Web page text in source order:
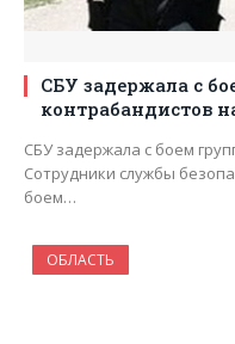
СБУ задержала с
контрабандистов
СБУ задержала с боем
Сотрудники службы
боем…
ОБЛАСТЬ